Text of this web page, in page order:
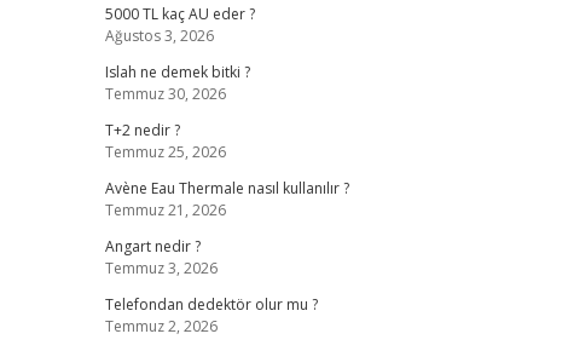
5000 TL kaç AU eder ?
Ağustos 3, 2026
Islah ne demek bitki ?
Temmuz 30, 2026
T+2 nedir ?
Temmuz 25, 2026
Avène Eau Thermale nasıl kullanılır ?
Temmuz 21, 2026
Angart nedir ?
Temmuz 3, 2026
Telefondan dedektör olur mu ?
Temmuz 2, 2026